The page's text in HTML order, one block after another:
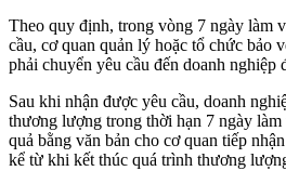
Theo quy định, trong vòng 7 ngày làm
cầu, cơ quan quản lý hoặc tổ chức bảo
phải chuyển yêu cầu đến doanh nghiệp
Sau khi nhận được yêu cầu, doanh
thương lượng trong thời hạn 7 ngày
quả bằng văn bản cho cơ quan tiếp
kể từ khi kết thúc quá trình thương